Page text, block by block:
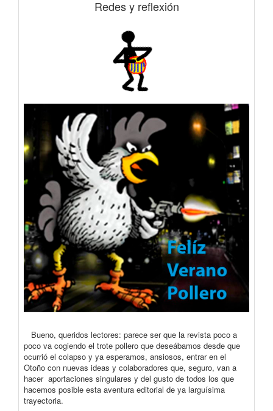
Redes y reflexión
Bueno, queridos lectores: parece ser que la revista poco a
poco va cogiendo el trote pollero que deseábamos desde que
ocurrió el colapso y ya esperamos, ansiosos, entrar en el
Otoño con nuevas ideas y colaboradores que, seguro, van a
hacer aportaciones singulares y del gusto de todos los que
hacemos posible esta aventura editorial de ya larguísima
trayectoria.